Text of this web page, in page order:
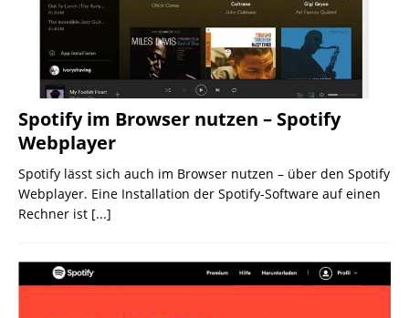
Spotify im Browser nutzen – Spotify
Webplayer
Spotify lässt sich auch im Browser nutzen – über den Spotify
Webplayer. Eine Installation der Spotify-Software auf einen
Rechner ist [...]